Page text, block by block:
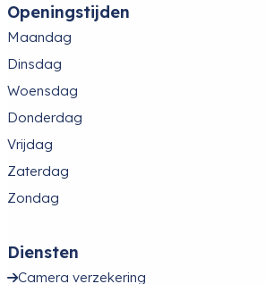
Openingstijden
Maandag
Dinsdag
Woensdag
Donderdag
Vrijdag
Zaterdag
Zondag
Diensten
Camera verzekering